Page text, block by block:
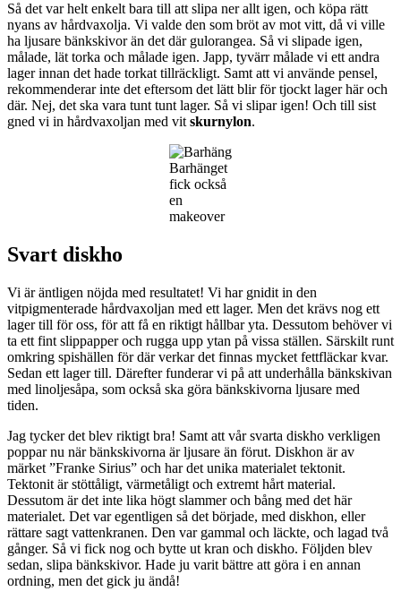
Så det var helt enkelt bara till att slipa ner allt igen, och köpa rätt
nyans av hårdvaxolja. Vi valde den som bröt av mot vitt, då vi ville
ha ljusare bänkskivor än det där gulorangea. Så vi slipade igen,
målade, lät torka och målade igen. Japp, tyvärr målade vi ett andra
lager innan det hade torkat tillräckligt. Samt att vi använde pensel,
rekommenderar inte det eftersom det lätt blir för tjockt lager här och
där. Nej, det ska vara tunt tunt lager. Så vi slipar igen! Och till sist
gned vi in hårdvaxoljan med vitskurnylon.
Barhänget
fick också
en
makeover
Svart diskho
Vi är äntligen nöjda med resultatet! Vi har gnidit in den
vitpigmenterade hårdvaxoljan med ett lager. Men det krävs nog ett
lager till för oss, för att få en riktigt hållbar yta. Dessutom behöver vi
ta ett fint slippapper och rugga upp ytan på vissa ställen. Särskilt runt
omkring spishällen för där verkar det finnas mycket fettfläckar kvar.
Sedan ett lager till. Därefter funderar vi på att underhålla bänkskivan
med linoljesåpa, som också ska göra bänkskivorna ljusare med
tiden.
Jag tycker det blev riktigt bra! Samt att vår svarta diskho verkligen
poppar nu när bänkskivorna är ljusare än förut. Diskhon är av
märket ”Franke Sirius” och har det unika materialet tektonit.
Tektonit är stöttåligt, värmetåligt och extremt hårt material.
Dessutom är det inte lika högt slammer och bång med det här
materialet. Det var egentligen så det började, med diskhon, eller
rättare sagt vattenkranen. Den var gammal och läckte, och lagad två
gånger. Så vi fick nog och bytte ut kran och diskho. Följden blev
sedan, slipa bänkskivor. Hade ju varit bättre att göra i en annan
ordning, men det gick ju ändå!